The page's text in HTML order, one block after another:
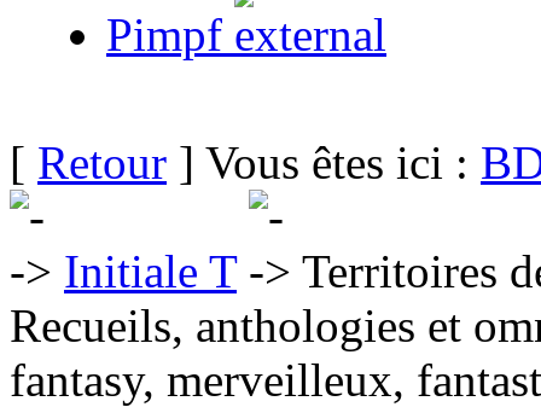
Pimpf
[ Retour ] Vous êtes ici :
Initiale T
Territoires
Recueils, anthologies et
fantasy, merveilleux,